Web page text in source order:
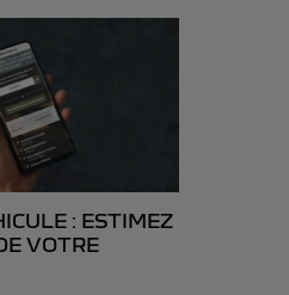
: ESTIMEZ
VOTRE